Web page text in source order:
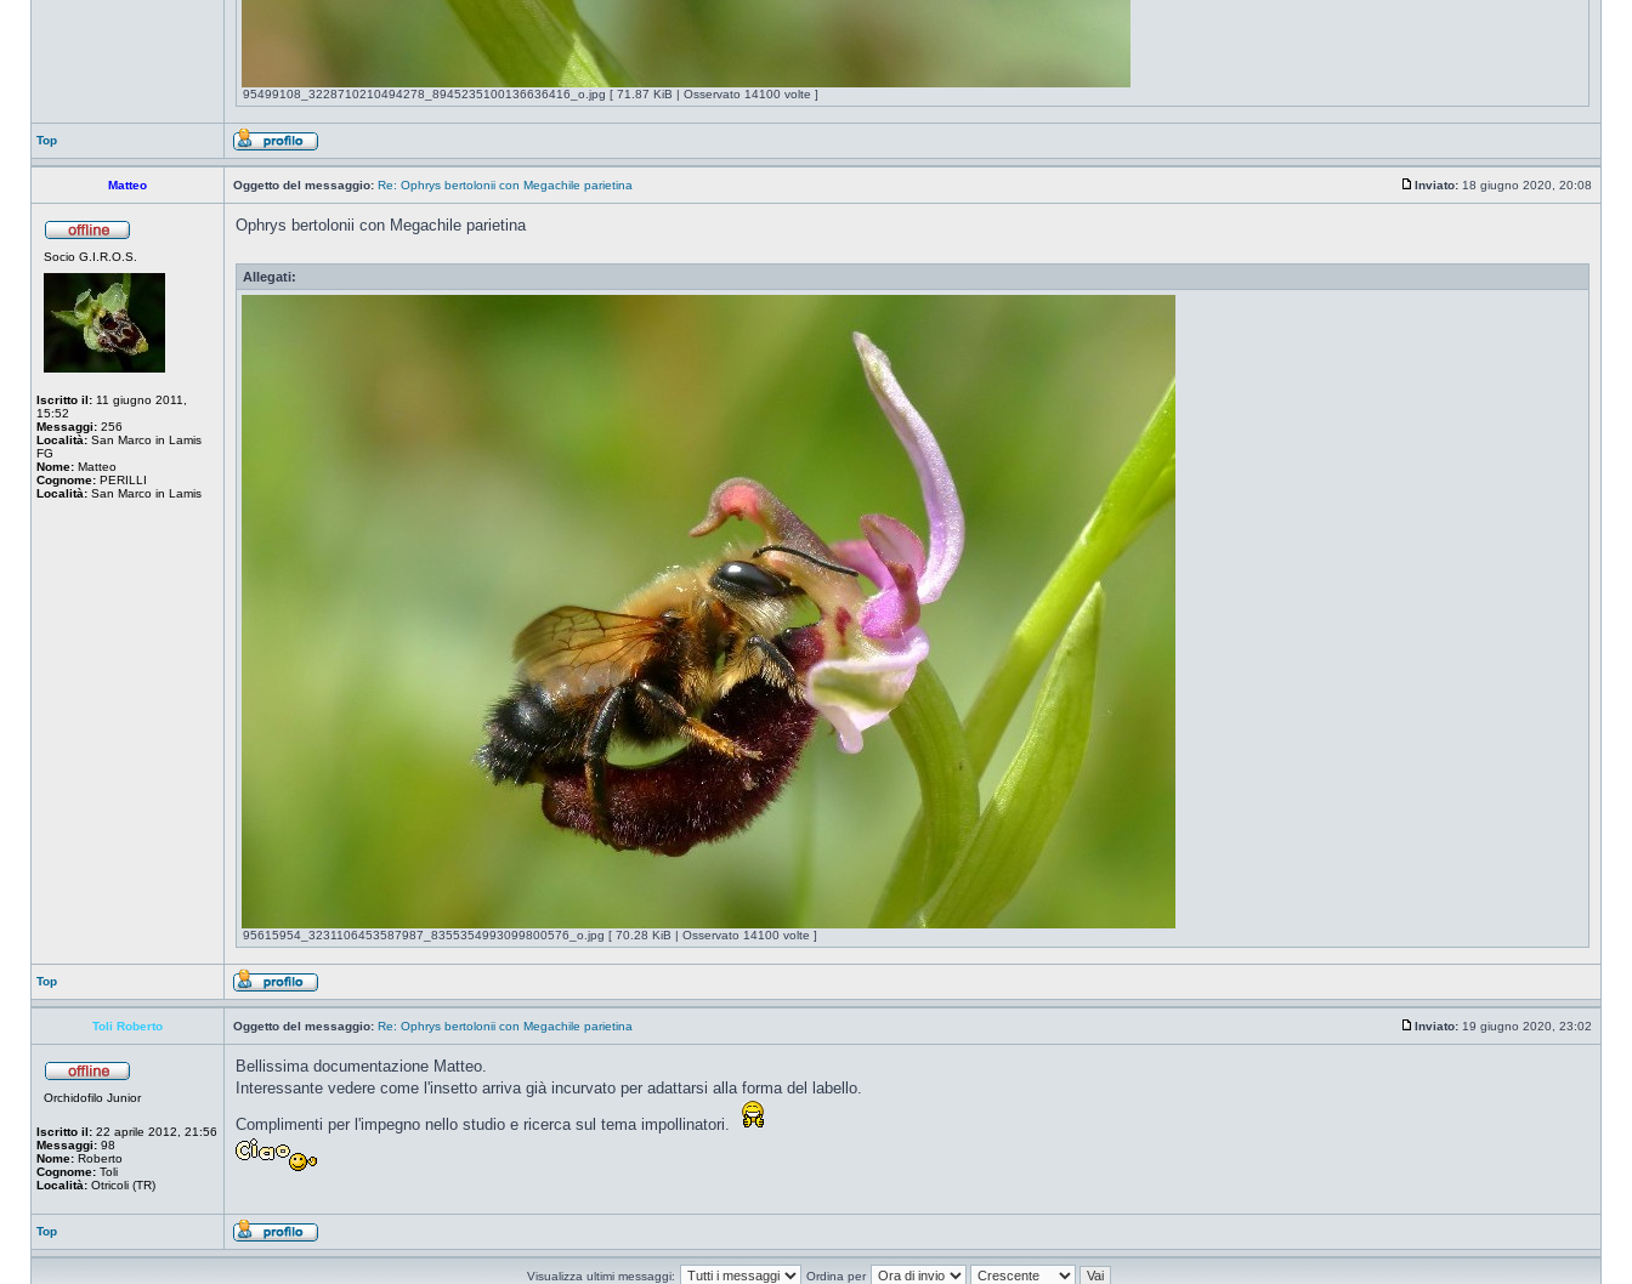
95499108_3228710210494278_8945235100136636416_o.jpg [ 71.87 KiB | Osservato 14100 volte ]
Top
Matteo Oggetto del messaggio: Re: Ophrys bertolonii con Megachile parietina Inviato: 18 giugno 2020, 20:08
Socio G.I.R.O.S.
Iscritto il: 11 giugno 2011,
15:52
Messaggi: 256
Località: San Marco in Lamis
FG
Nome: Matteo
Cognome: PERILLI
Località: San Marco in Lamis
Ophrys bertolonii con Megachile parietina
Allegati:
95615954_3231106453587987_8355354993099800576_o.jpg [ 70.28 KiB | Osservato 14100 volte ]
Top
Toli Roberto Oggetto del messaggio: Re: Ophrys bertolonii con Megachile parietina Inviato: 19 giugno 2020, 23:02
Orchidofilo Junior
Iscritto il: 22 aprile 2012, 21:56
Messaggi: 98
Nome: Roberto
Cognome: Toli
Località: Otricoli (TR)
Bellissima documentazione Matteo.
Interessante vedere come l'insetto arriva già incurvato per adattarsi alla forma del labello.
Complimenti per l'impegno nello studio e ricerca sul tema impollinatori.
Top
Visualizza ultimi messaggi: Ordina per